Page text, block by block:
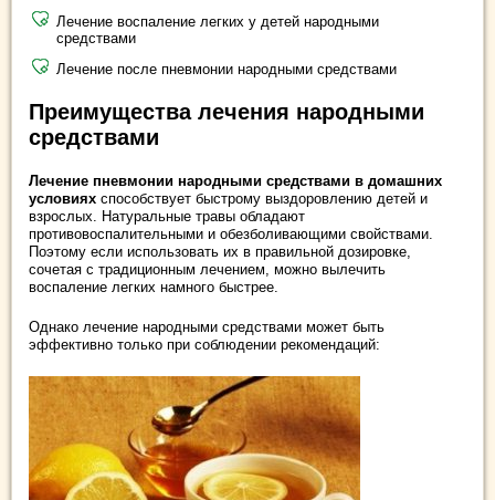
Лечение воспаление легких у детей народными
средствами
Лечение после пневмонии народными средствами
Преимущества лечения народными
средствами
Лечение пневмонии народными средствами в домашних
условиях способствует быстрому выздоровлению детей и
взрослых. Натуральные травы обладают
противовоспалительными и обезболивающими свойствами.
Поэтому если использовать их в правильной дозировке,
сочетая с традиционным лечением, можно вылечить
воспаление легких намного быстрее.
Однако лечение народными средствами может быть
эффективно только при соблюдении рекомендаций: